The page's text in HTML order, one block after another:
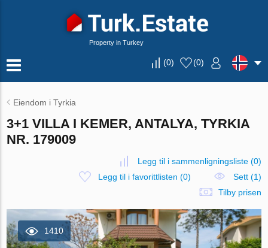
Property in Turkey
(0) (0)
Eiendom i Tyrkia
3+1 VILLA I KEMER, ANTALYA, TYRKIA
NR. 179009
Legg til i sammenligningsliste(0)
Legg til i favorittlisten (0)
Sett (1)
Tilby prisen
1410